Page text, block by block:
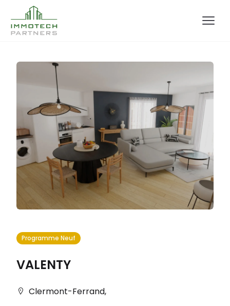
Programme Neuf
VALENTY
Clermont-Ferrand,